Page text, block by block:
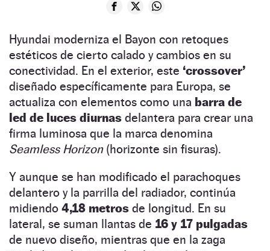
Hyundai moderniza el Bayon con retoques
estéticos de cierto calado y cambios en su
conectividad. En el exterior, este ‘crossover’
diseñado específicamente para Europa, se
actualiza con elementos como una barra de
led de luces diurnas delantera para crear una
firma luminosa que la marca denomina
Seamless Horizon(horizonte sin fisuras).
Y aunque se han modificado el parachoques
delantero y la parrilla del radiador, continúa
midiendo 4,18 metros de longitud. En su
lateral, se suman llantas de 16 y 17 pulgadas
de nuevo diseño, mientras que en la zaga